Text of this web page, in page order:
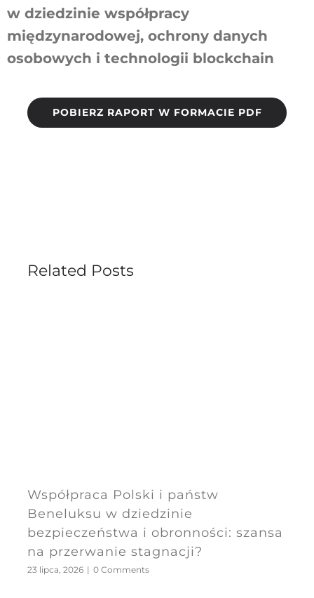
w dziedzinie współpracy
międzynarodowej, ochrony danych
osobowych i technologii blockchain
POBIERZ RAPORT W FORMACIE PDF
Related Posts
Współpraca Polski i państw
Beneluksu w dziedzinie
bezpieczeństwa i obronności: szansa
na przerwanie stagnacji?
23 lipca, 2026 | 0 Comments